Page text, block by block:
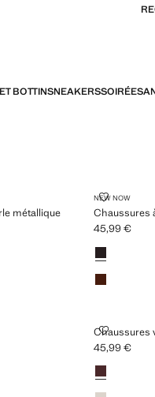
BOTTINSNEAKERSSOIRÉE
métallique
DE PERLE MÉTALLIQUE
NEW NOW
Chaussures
Prix actuel
45,99 €
Couleurs
Chocolat
Cognac
HEEL Chaussures
Prix actuel
45,99 €
Couleurs
Bordeaux
Écru